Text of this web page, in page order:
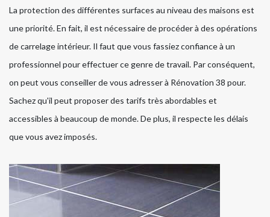
La protection des différentes surfaces au niveau des maisons est
une priorité. En fait, il est nécessaire de procéder à des opérations
de carrelage intérieur. Il faut que vous fassiez confiance à un
professionnel pour effectuer ce genre de travail. Par conséquent,
on peut vous conseiller de vous adresser à Rénovation 38 pour.
Sachez qu'il peut proposer des tarifs très abordables et
accessibles à beaucoup de monde. De plus, il respecte les délais
que vous avez imposés.